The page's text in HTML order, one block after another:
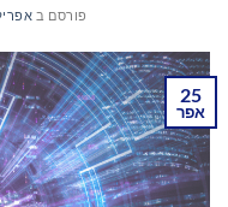
פורסם ב אפריל 25,
25
אפר